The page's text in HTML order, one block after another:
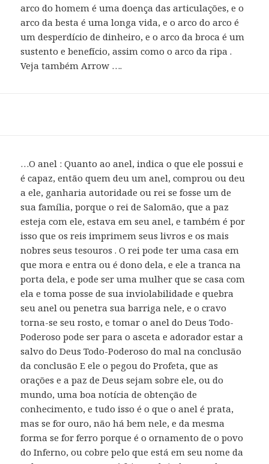
arco do homem é uma doença das articulações, e o
arco da besta é uma longa vida, e o arco do arco é
um desperdício de dinheiro, e o arco da broca é um
sustento e benefício, assim como o arco da ripa .
Veja também Arrow ….
…O anel : Quanto ao anel, indica o que ele possui e
é capaz, então quem deu um anel, comprou ou deu
a ele, ganharia autoridade ou rei se fosse um de
sua família, porque o rei de Salomão, que a paz
esteja com ele, estava em seu anel, e também é por
isso que os reis imprimem seus livros e os mais
nobres seus tesouros . O rei pode ter uma casa em
que mora e entra ou é dono dela, e ele a tranca na
porta dela, e pode ser uma mulher que se casa com
ela e toma posse de sua inviolabilidade e quebra
seu anel ou penetra sua barriga nele, e o cravo
torna-se seu rosto, e tomar o anel do Deus Todo-
Poderoso pode ser para o asceta e adorador estar a
salvo do Deus Todo-Poderoso do mal na conclusão
da conclusão E ele o pegou do Profeta, que as
orações e a paz de Deus sejam sobre ele, ou do
mundo, uma boa notícia de obtenção de
conhecimento, e tudo isso é o que o anel é prata,
mas se for ouro, não há bem nele, e da mesma
forma se for ferro porque é o ornamento de o povo
do Inferno, ou cobre pelo que está em seu nome da